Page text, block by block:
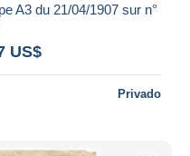
A3 du 21/04/1907 sur n°
US$
Privado